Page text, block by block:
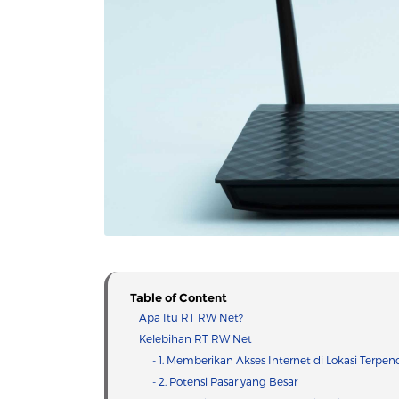
Table of Content
Apa Itu RT RW Net?
Kelebihan RT RW Net
- 1. Memberikan Akses Internet di Lokasi
- 2. Potensi Pasar yang Besar